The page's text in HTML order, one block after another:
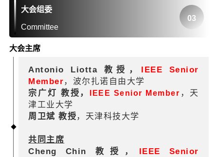
大会组委
Committee
03
大会主席
Antonio Liotta 教授，
IEEE Senior
Member ，波尔扎诺自由大学
宗广灯 教授，
IEEE Senior Member ，天
津工业大学
周卫斌 教授 ，天津科技大学
共同主席
Cheng Chin 教授
，
IEEE Senior